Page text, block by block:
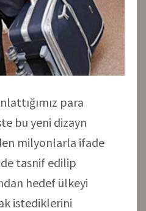
para
bu yeni dizayn
milyonlarla ifade
tasnif edilip
hedef ülkeyi
istediklerini